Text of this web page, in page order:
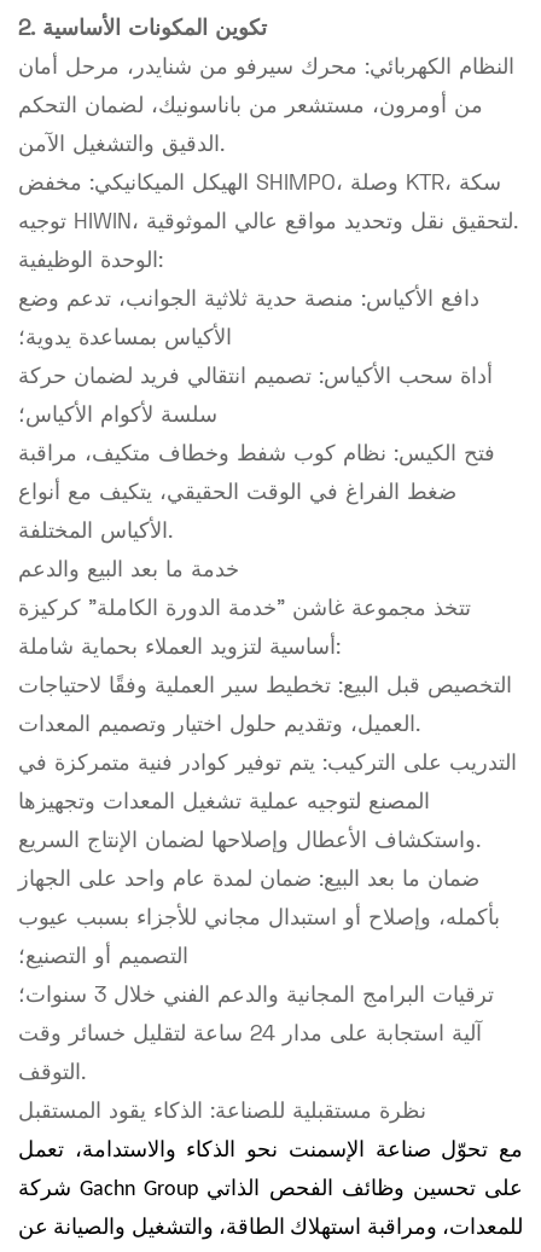
2. تكوين المكونات الأساسية
النظام الكهربائي: محرك سيرفو من شنايدر، مرحل أمان
من أومرون، مستشعر من باناسونيك، لضمان التحكم
الدقيق والتشغيل الآمن.
الهيكل الميكانيكي: مخفض SHIMPO، وصلة KTR، سكة
توجيه HIWIN، لتحقيق نقل وتحديد مواقع عالي الموثوقية.
الوحدة الوظيفية:
دافع الأكياس: منصة حدية ثلاثية الجوانب، تدعم وضع
الأكياس بمساعدة يدوية؛
أداة سحب الأكياس: تصميم انتقالي فريد لضمان حركة
سلسة لأكوام الأكياس؛
فتح الكيس: نظام كوب شفط وخطاف متكيف، مراقبة
ضغط الفراغ في الوقت الحقيقي، يتكيف مع أنواع
الأكياس المختلفة.
خدمة ما بعد البيع والدعم
تتخذ مجموعة غاشن "خدمة الدورة الكاملة" كركيزة
أساسية لتزويد العملاء بحماية شاملة:
التخصيص قبل البيع: تخطيط سير العملية وفقًا لاحتياجات
العميل، وتقديم حلول اختيار وتصميم المعدات.
التدريب على التركيب: يتم توفير كوادر فنية متمركزة في
المصنع لتوجيه عملية تشغيل المعدات وتجهيزها
واستكشاف الأعطال وإصلاحها لضمان الإنتاج السريع.
ضمان ما بعد البيع: ضمان لمدة عام واحد على الجهاز
بأكمله، وإصلاح أو استبدال مجاني للأجزاء بسبب عيوب
التصميم أو التصنيع؛
ترقيات البرامج المجانية والدعم الفني خلال 3 سنوات؛
آلية استجابة على مدار 24 ساعة لتقليل خسائر وقت
التوقف.
نظرة مستقبلية للصناعة: الذكاء يقود المستقبل
مع تحوّل صناعة الإسمنت نحو الذكاء والاستدامة، تعمل
شركة Gachn Group على تحسين وظائف الفحص الذاتي
للمعدات، ومراقبة استهلاك الطاقة، والتشغيل والصيانة عن